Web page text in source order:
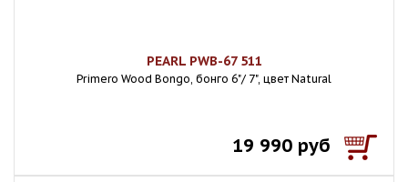
PEARL PWB-67 511
Primero Wood Bongo, бонго 6"/ 7", цвет Natural
19 990 руб